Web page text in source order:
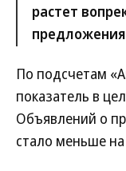
растет
По подсчетам
показатель в
Объявлений о
стало меньше